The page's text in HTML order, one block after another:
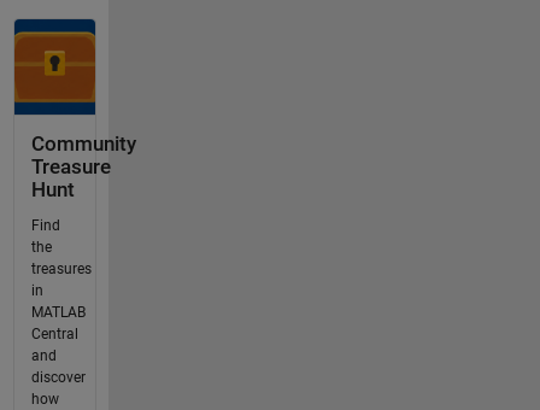
Community
Treasure
Hunt
Find
the
treasures
in
MATLAB
Central
and
discover
how